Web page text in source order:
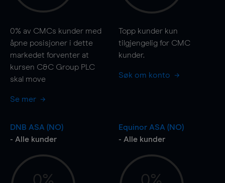
0% av CMCs kunder med
åpne posisjoner i dette
markedet forventer at
kursen C&C Group PLC
skal move
Se mer
Topp kunder kun
tilgjengelig for CMC
kunder.
Søk om konto
DNB ASA (NO)
- Alle kunder
Equinor ASA (NO)
- Alle kunder